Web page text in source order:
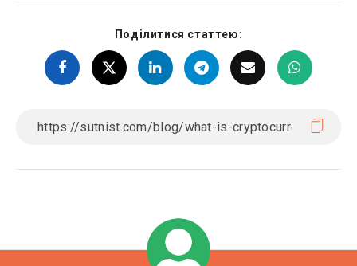
Поділитися статтею: